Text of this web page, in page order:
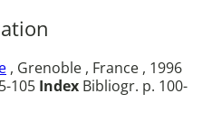
, Grenoble , France , 1996
105 Index Bibliogr. p. 100-